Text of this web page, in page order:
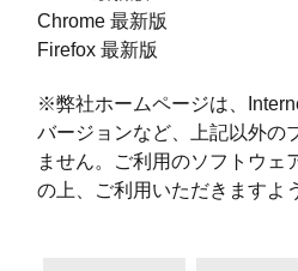
Chrome 最新版
Firefox 最新版
※弊社ホームページは、
バージョンなど、上記以外の
ません。ご利用のソフトウェ
の上、ご利用いただきますよ